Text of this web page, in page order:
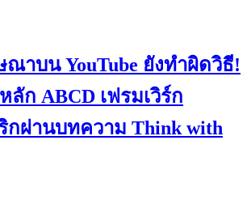
าบน YouTube ยังทำผิดวิธี!
ลัก ABCD เฟรมเวิร์ก
กผ่านบทความ Think with